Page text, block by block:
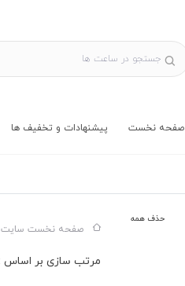
صفحه نخست پیشنهادات و تخفیف ها
حذف همه
صفحه نخست سایت